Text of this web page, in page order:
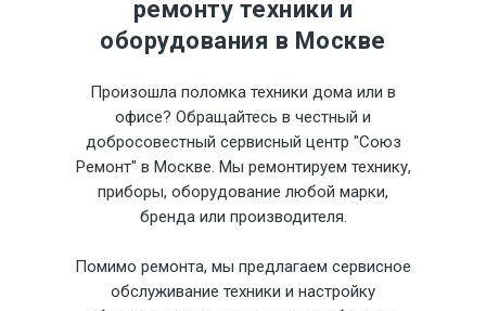
ремонту техники и
оборудования в Москве
Произошла поломка техники дома или в
офисе? Обращайтесь в честный и
добросовестный сервисный центр "Союз
Ремонт" в Москве. Мы ремонтируем технику,
приборы, оборудование любой марки,
бренда или производителя.
Помимо ремонта, мы предлагаем сервисное
обслуживание техники и настройку